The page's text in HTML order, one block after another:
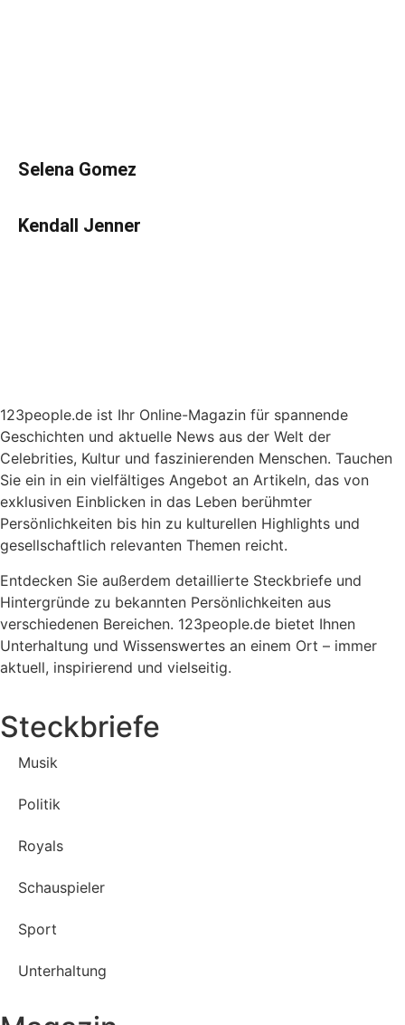
Selena Gomez
Kendall Jenner
123people.de ist Ihr Online-Magazin für spannende
Geschichten und aktuelle News aus der Welt der
Celebrities, Kultur und faszinierenden Menschen. Tauchen
Sie ein in ein vielfältiges Angebot an Artikeln, das von
exklusiven Einblicken in das Leben berühmter
Persönlichkeiten bis hin zu kulturellen Highlights und
gesellschaftlich relevanten Themen reicht.
Entdecken Sie außerdem detaillierte Steckbriefe und
Hintergründe zu bekannten Persönlichkeiten aus
verschiedenen Bereichen. 123people.de bietet Ihnen
Unterhaltung und Wissenswertes an einem Ort – immer
aktuell, inspirierend und vielseitig.
Steckbriefe
Musik
Politik
Royals
Schauspieler
Sport
Unterhaltung